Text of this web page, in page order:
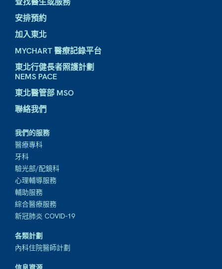
安排預約
加入東北
MYCHART 醫療記錄平台
東北行健長者照護計劃
NEMS PACE
東北醫管部 MSO
聯絡我們
我們的服務
醫療專科
牙科
驗光部/配鏡科
心理輔導服務
輔助服務
綜合醫療服務
新冠肺炎 COVID-19
各類計劃
內科住院醫師計劃